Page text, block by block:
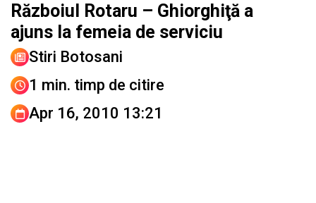
Războiul Rotaru – Ghiorghiţă a
ajuns la femeia de serviciu
Stiri Botosani
1 min. timp de citire
Apr 16, 2010 13:21